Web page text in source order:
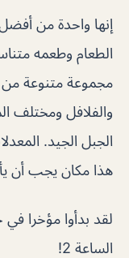
إنها واحدة من
مجموعة متنوعة من
والفلافل ومختلف
الجبل الجيد.
هذا مكان يجب أن
لقد بدأوا مؤخرا
الساعة 2!